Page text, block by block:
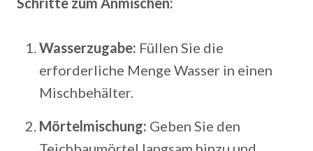
Wasserzugabe: Füllen Sie die
erforderliche Menge Wasser in einen
Mischbehälter.
Mörtelmischung: Geben Sie den